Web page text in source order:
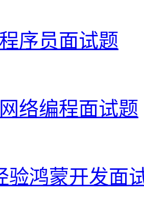
序员面试题
络编程面试题
验鸿蒙开发面